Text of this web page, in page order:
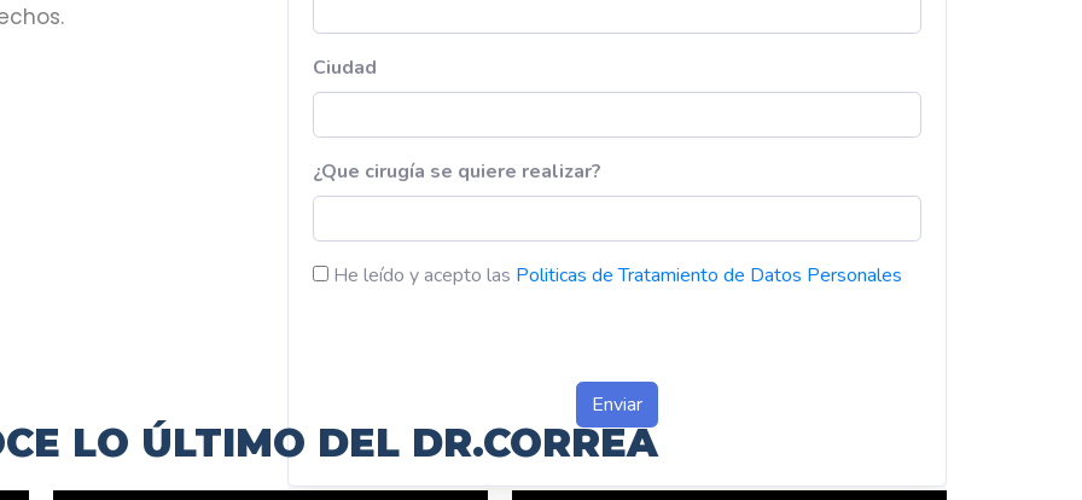
LO ÚLTIMO DEL DR.CORREA